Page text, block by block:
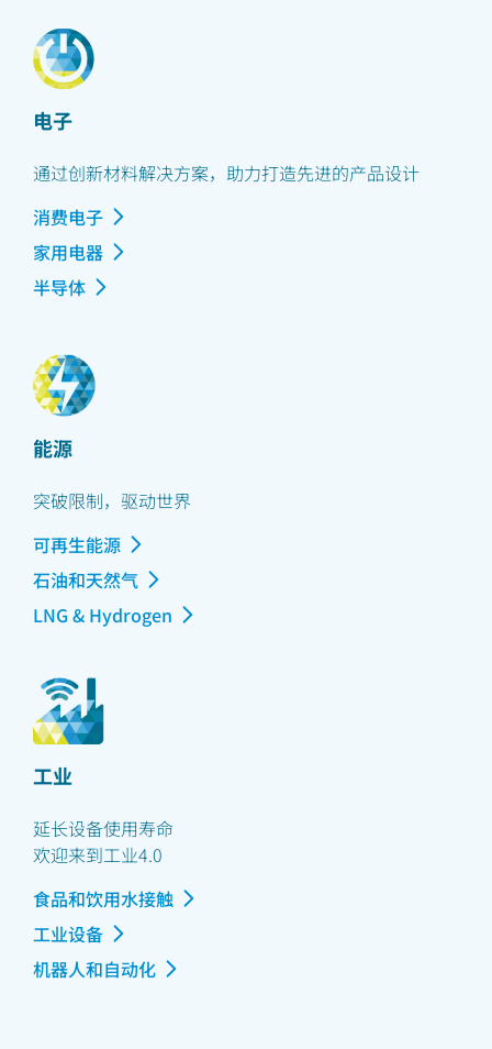
电子
通过创新材料解决方案，助力打造先进的产品设计
消费电子
家用电器
半导体
能源
突破限制，驱动世界
可再生能源
石油和天然气
LNG & Hydrogen
工业
延长设备使用寿命
欢迎来到工业4.0
食品和饮用水接触
工业设备
机器人和自动化